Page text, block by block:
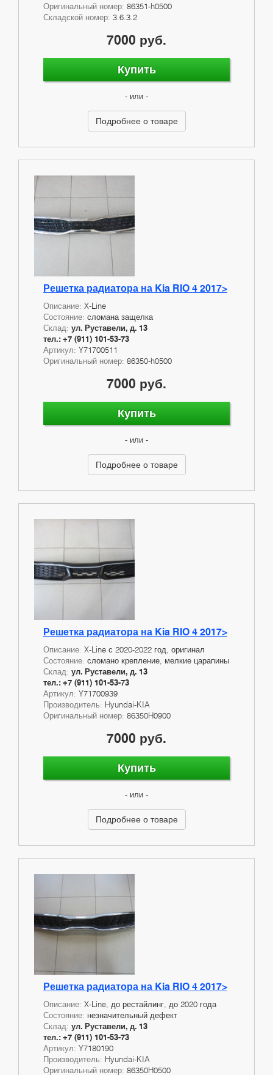
Оригинальный номер: 86351-h0500
Складской номер: 3.6.3.2
7000 руб.
Купить
- или -
Подробнее о товаре
Решетка радиатора на Kia RIO 4 2017>
Описание: X-Line
Состояние: сломана защелка
Склад: ул. Руставели, д. 13
тел.: +7 (911) 101-53-73
Артикул: Y71700511
Оригинальный номер: 86350-h0500
7000 руб.
Купить
- или -
Подробнее о товаре
Решетка радиатора на Kia RIO 4 2017>
Описание: X-Line с 2020-2022 год, оригинал
Состояние: сломано крепление, мелкие царапины
Склад: ул. Руставели, д. 13
тел.: +7 (911) 101-53-73
Артикул: Y71700939
Производитель: Hyundai-KIA
Оригинальный номер: 86350H0900
7000 руб.
Купить
- или -
Подробнее о товаре
Решетка радиатора на Kia RIO 4 2017>
Описание: X-Line, до рестайлинг, до 2020 года
Состояние: незначительный дефект
Склад: ул. Руставели, д. 13
тел.: +7 (911) 101-53-73
Артикул: Y7180190
Производитель: Hyundai-KIA
Оригинальный номер: 86350H0500